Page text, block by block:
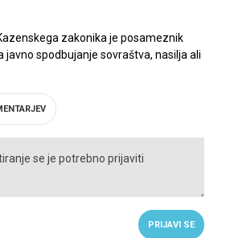
zakonika je posameznik
javno spodbujanje sovraštva, nasilja ali
PRIJAVI SE